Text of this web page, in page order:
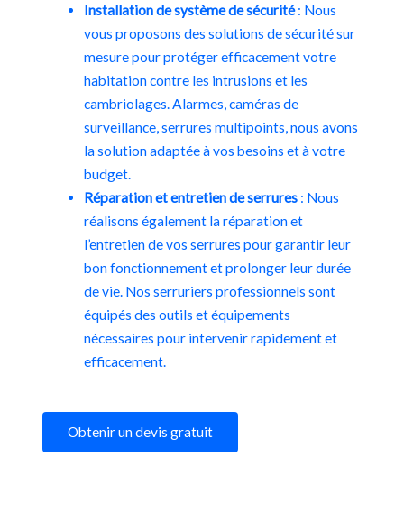
Installation de système de sécurité: Nous
vous proposons des solutions de sécurité sur
mesure pour protéger efficacement votre
habitation contre les intrusions et les
cambriolages. Alarmes, caméras de
surveillance, serrures multipoints, nous avons
la solution adaptée à vos besoins et à votre
budget.
Réparation et entretien de serrures : Nous
réalisons également la réparation et
l’entretien de vos serrures pour garantir leur
bon fonctionnement et prolonger leur durée
de vie. Nos serruriers professionnels sont
équipés des outils et équipements
nécessaires pour intervenir rapidement et
efficacement.
Obtenir un devis gratuit